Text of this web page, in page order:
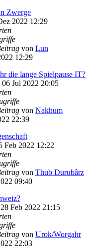
Zwerge
2022 12:29
von Lun
12:29
die lange Spielpause IT?
06 Jul 2022 20:05
von Nakhum
22:39
Feb 2022 12:22
von Thub Durubârz
09:40
28 Feb 2022 21:15
von Urok/Worgahr
22:03